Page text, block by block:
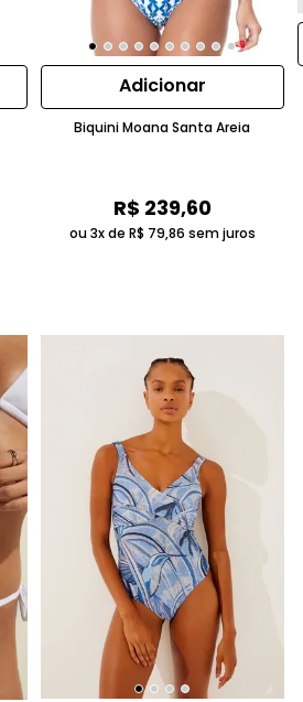
Adicionar
Biquini Moana Santa Areia
R$ 239,60
ou 3x de R$ 79,86 sem juros